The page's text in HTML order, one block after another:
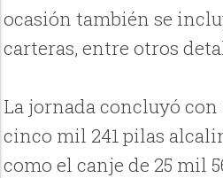
ocasión también se
carteras, entre otros
La jornada concluyó
cinco mil 241 pilas
como el canje de 25 mil